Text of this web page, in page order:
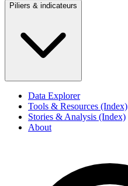
Piliers & indicateurs
Data Explorer
Tools & Resources (Index)
Stories & Analysis (Index)
About